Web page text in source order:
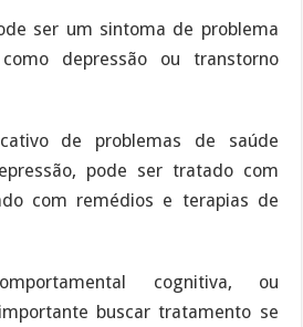
ser um sintoma de problema
depressão ou transtorno
de problemas de saúde
pode ser tratado com
com remédios e terapias de
cognitiva, ou
buscar tratamento se